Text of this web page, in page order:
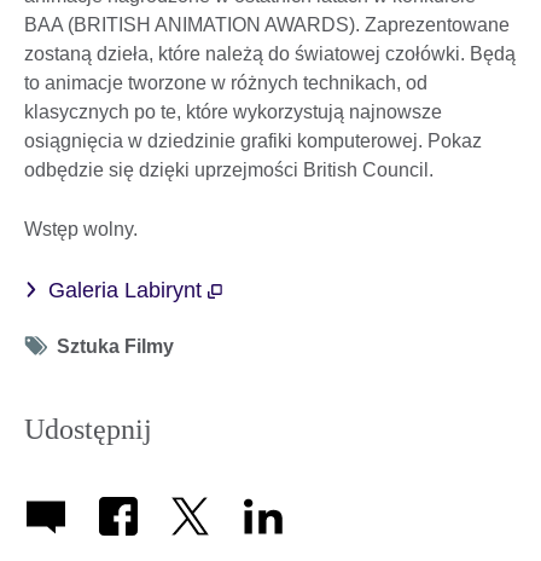
BAA (BRITISH ANIMATION AWARDS). Zaprezentowane
zostaną dzieła, które należą do światowej czołówki. Będą
to animacje tworzone w różnych technikach, od
klasycznych po te, które wykorzystują najnowsze
osiągnięcia w dziedzinie grafiki komputerowej. Pokaz
odbędzie się dzięki uprzejmości British Council.
Wstęp wolny.
Galeria Labirynt
Tag
Sztuka Filmy
Udostępnij